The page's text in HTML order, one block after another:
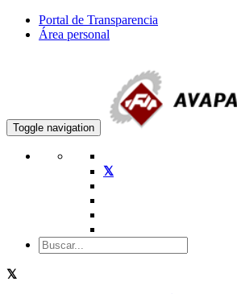
Portal de Transparencia
Área personal
Toggle navigation